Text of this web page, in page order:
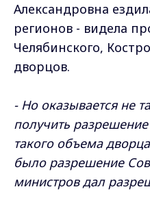
Александровна
регионов - видела
Челябинского,
дворцов.
- Но оказывается не
получить разрешение
такого объема
было разрешение
министров дал